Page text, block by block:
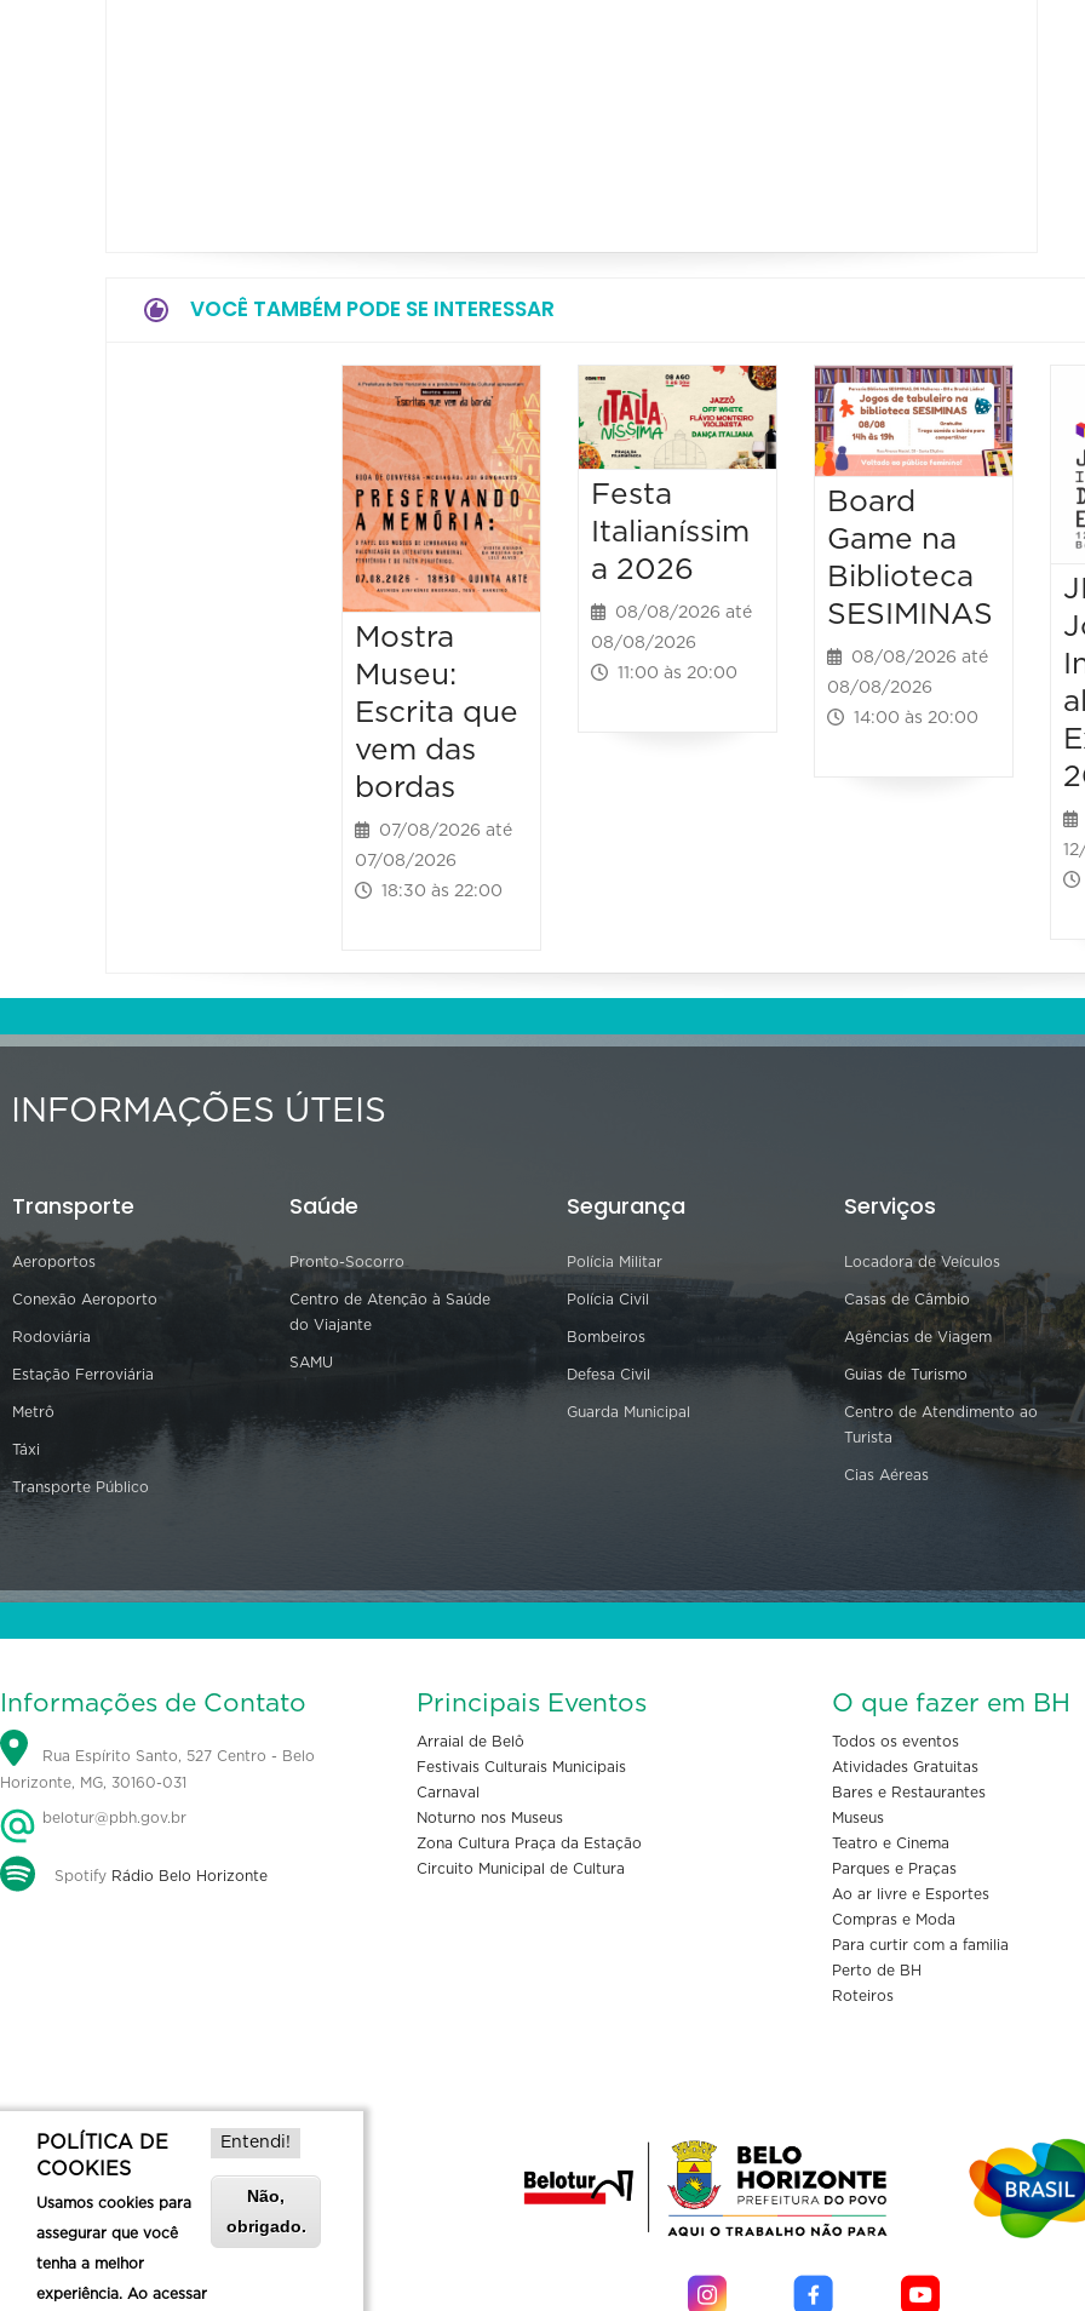
VOCÊ TAMBÉM PODE SE INTERESSAR
Mostra
Museu:
Escrita que
vem das
bordas
07/08/2026 até
07/08/2026
18:30 às 22:00
Festa
Italianíssim
a 2026
08/08/2026 até
08/08/2026
11:00 às 20:00
Board
Game na
Biblioteca
SESIMINAS
08/08/2026 até
08/08/2026
14:00 às 20:00
INFORMAÇÕES ÚTEIS
Transporte
Aeroportos
Conexão Aeroporto
Rodoviária
Estação Ferroviária
Metrô
Táxi
Transporte Público
Saúde
Pronto-Socorro
Centro de Atenção à Saúde
do Viajante
SAMU
Segurança
Polícia Militar
Polícia Civil
Bombeiros
Defesa Civil
Guarda Municipal
Serviços
Locadora de Veículos
Casas de Câmbio
Agências de Viagem
Guias de Turismo
Centro de Atendimento ao
Turista
Cias Aéreas
Informações de Contato
Rua Espírito Santo, 527 Centro - Belo
Horizonte, MG, 30160-031
belotur@pbh.gov.br
Spotify Rádio Belo Horizonte
Principais Eventos
Arraial de Belô
Festivais Culturais Municipais
Carnaval
Noturno nos Museus
Zona Cultura Praça da Estação
Circuito Municipal de Cultura
O que fazer em BH
Todos os eventos
Atividades Gratuitas
Bares e Restaurantes
Museus
Teatro e Cinema
Parques e Praças
Ao ar livre e Esportes
Compras e Moda
Para curtir com a familia
Perto de BH
Roteiros
POLÍTICA DE
COOKIES
Usamos cookies para
assegurar que você
tenha a melhor
experiência. Ao acessar
Entendi!
Não,
obrigado.